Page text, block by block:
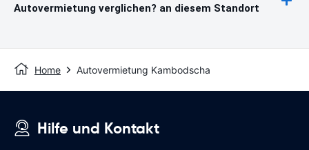
Autovermietung verglichen? an diesem Standort
Home Autovermietung Kambodscha
Hilfe und Kontakt